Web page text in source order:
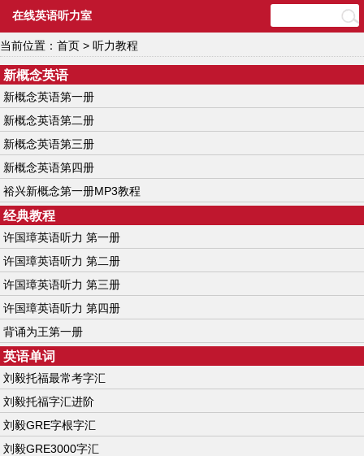
在线英语听力室
当前位置： 首页 > 听力教程
新概念英语
新概念英语第一册
新概念英语第二册
新概念英语第三册
新概念英语第四册
裕兴新概念第一册MP3教程
经典教程
许国璋英语听力 第一册
许国璋英语听力 第二册
许国璋英语听力 第三册
许国璋英语听力 第四册
背诵为王第一册
英语单词
刘毅托福最常考字汇
刘毅托福字汇进阶
刘毅GRE字根字汇
刘毅GRE3000字汇